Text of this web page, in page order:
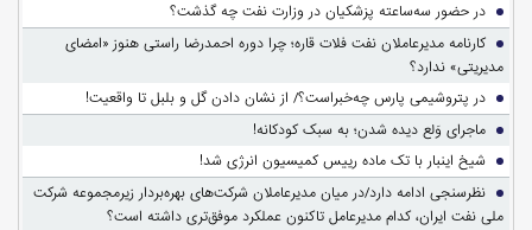
در حضور سه‌ساعته پزشکیان در وزارت نفت چه گذشت؟
کارنامه مدیرعاملان نفت فلات قاره؛ چرا دوره احمدرضا راستی هنوز «امضای
مدیریتی» ندارد؟
در پتروشیمی پارس چه‌خبراست؟/ از نشان دادن گل و بلبل تا واقعیت!
ماجرای وَلع دیده شدن؛ به سبک کودکانه!
شیخ اینبار با تک ماده رییس کمیسیون انرژی شد!
نظرسنجی ادامه دارد/در میان مدیرعاملان شرکت‌های بهره‌بردار زیرمجموعه شرکت
ملی نفت ایران، کدام مدیرعامل تاکنون عملکرد موفق‌تری داشته است؟